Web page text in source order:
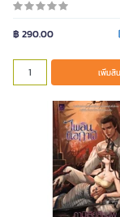
฿ 290.00
เพิ่มสิ